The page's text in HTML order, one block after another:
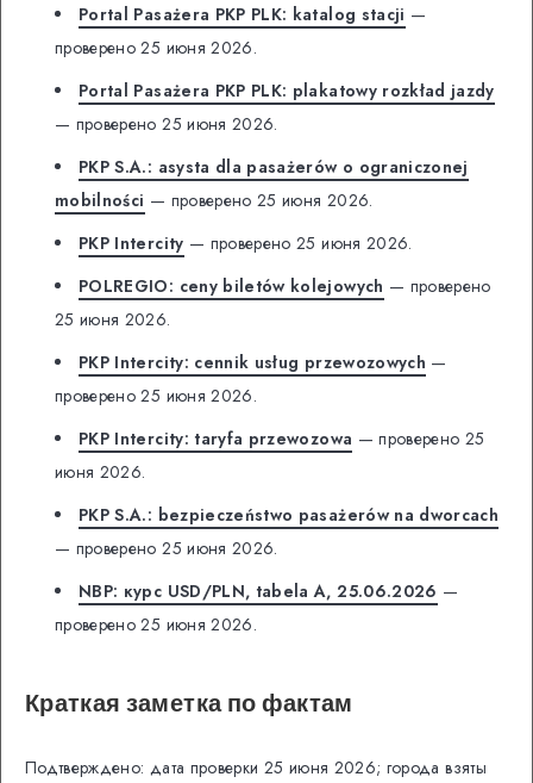
Portal Pasażera PKP PLK: katalog stacji —
проверено 25 июня 2026.
Portal Pasażera PKP PLK: plakatowy rozkład jazdy
— проверено 25 июня 2026.
PKP S.A.: asysta dla pasażerów o ograniczonej
mobilności — проверено 25 июня 2026.
PKP Intercity — проверено 25 июня 2026.
POLREGIO: ceny biletów kolejowych — проверено
25 июня 2026.
PKP Intercity: cennik usług przewozowych —
проверено 25 июня 2026.
PKP Intercity: taryfa przewozowa — проверено 25
июня 2026.
PKP S.A.: bezpieczeństwo pasażerów na dworcach
— проверено 25 июня 2026.
NBP: курс USD/PLN, tabela A, 25.06.2026 —
проверено 25 июня 2026.
Краткая заметка по фактам
Подтверждено: дата проверки 25 июня 2026; города взяты